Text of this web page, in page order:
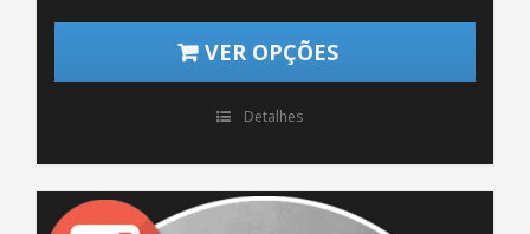
VER OPÇÕES
Detalhes